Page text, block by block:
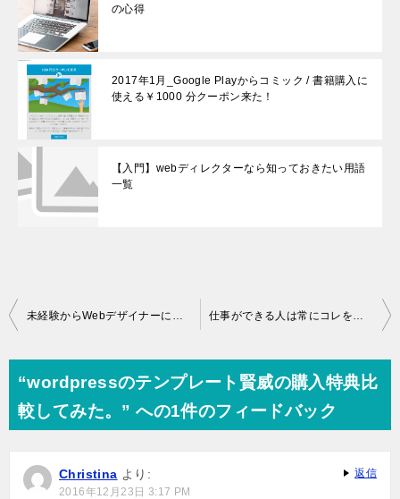
の心得
2017年1月_Google Playからコミック / 書籍購入に
使える￥1000 分クーポン来た！
【入門】webディレクターなら知っておきたい用語
一覧
投
ビ
ゲ
シ
未経験からWebデザイナーになる方法|2016 仕事ができる人は常にコレをやっている！
“wordpressのテンプレート賢威の購入特典比
較してみた。” への1件のフィードバック
Christina より:
2016年12月23日 3:17 PM
返信